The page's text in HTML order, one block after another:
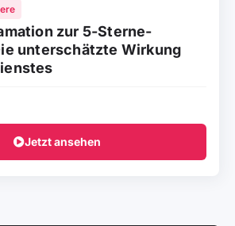
zur 5-Sterne-
unterschätzte Wirkung
Jetzt ansehen